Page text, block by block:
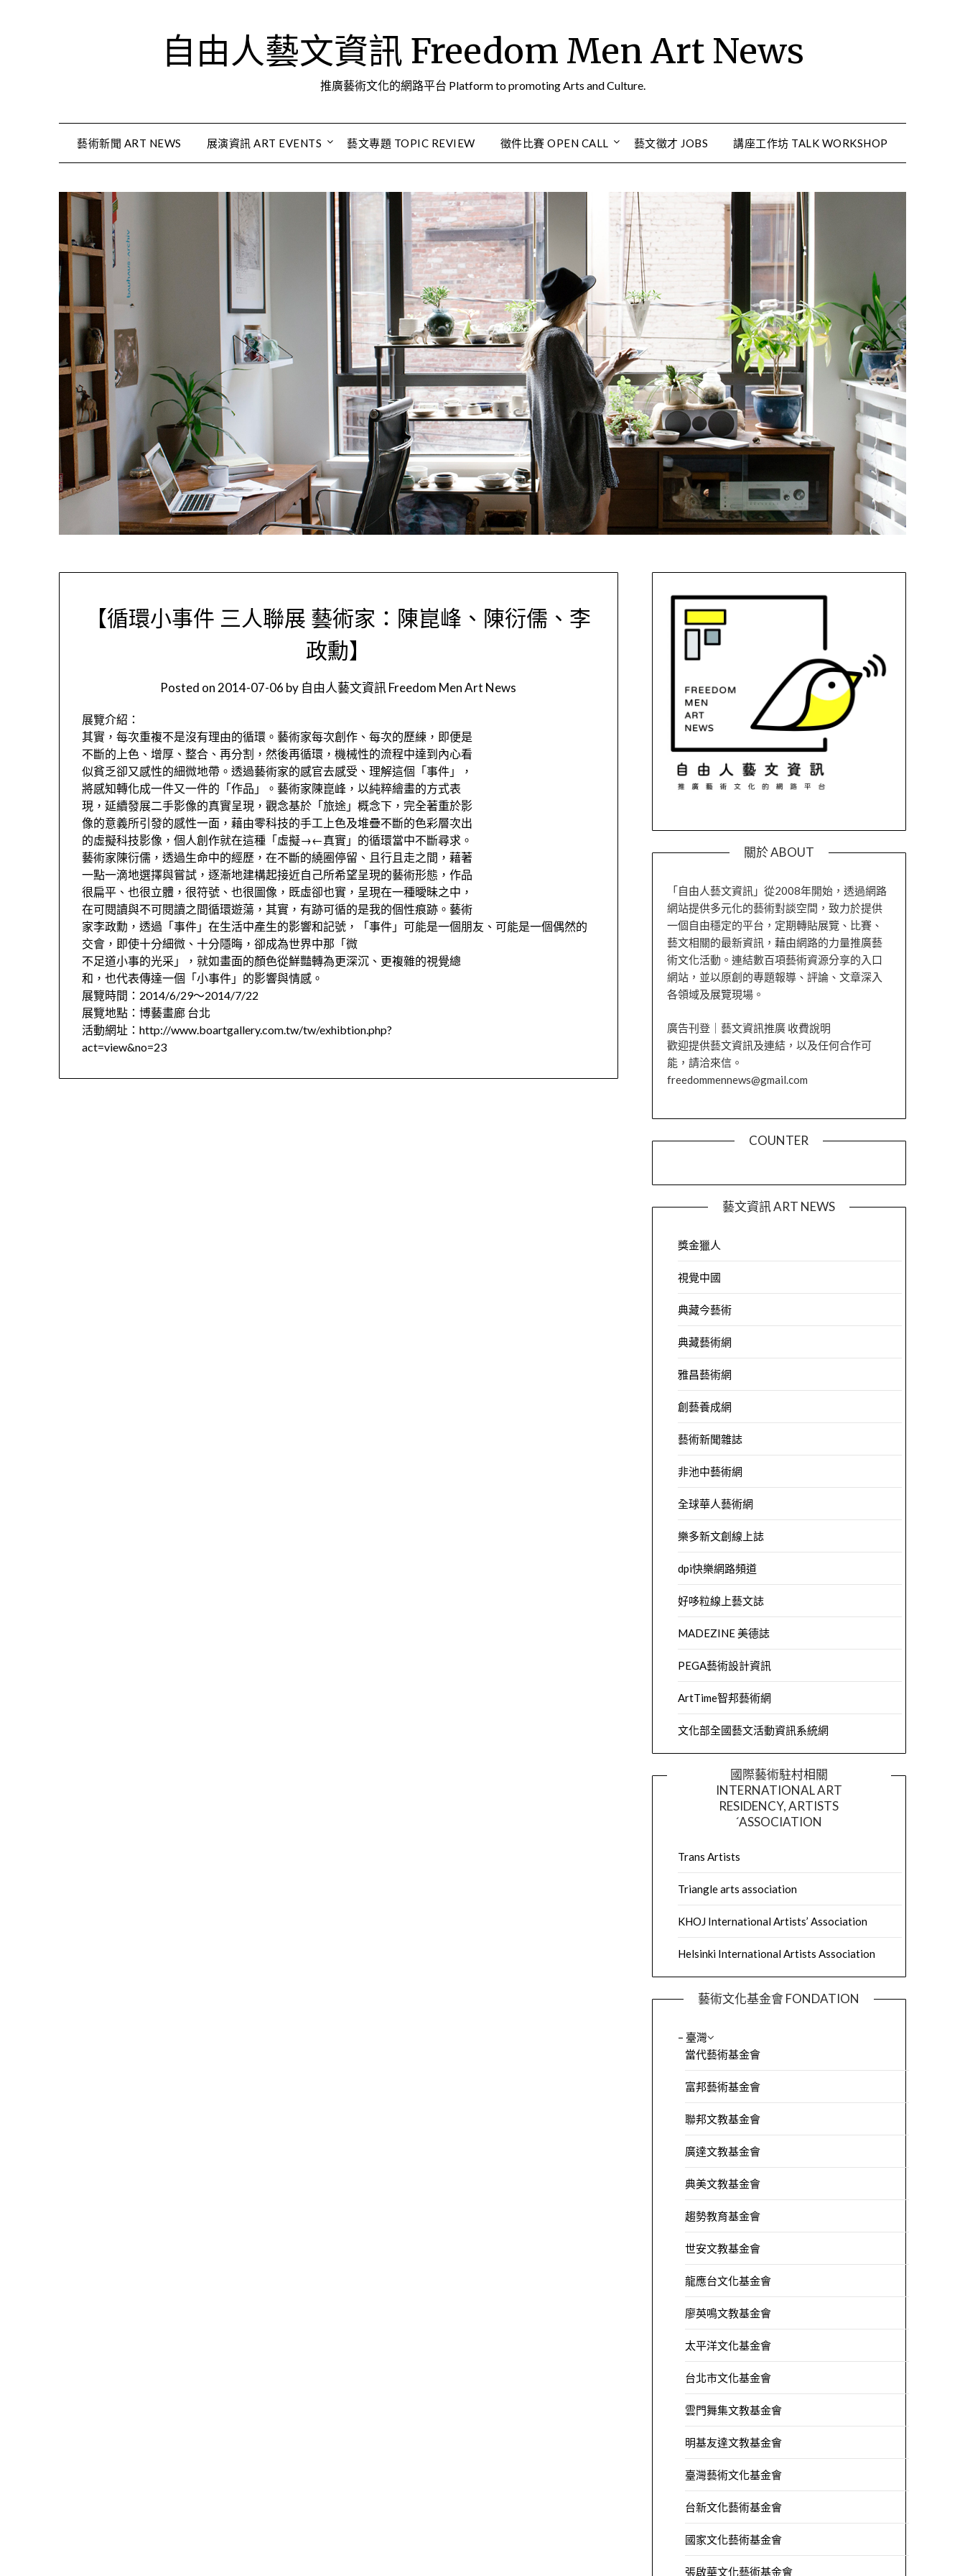
自由人藝文資訊 Freedom Men Art News
推廣藝術文化的網路平台 Platform to promoting Arts and Culture.
藝術新聞 ART NEWS 展演資訊 ART EVENTS 藝文專題 TOPIC REVIEW 徵件比賽 OPEN CALL 藝文徵才 JOBS 講座工作坊 TALK WORKSHOP
【循環小事件 三人聯展 藝術家：陳崑峰、陳衍儒、李
政勳】
Posted on2014-07-06 by 自由人藝文資訊 Freedom Men Art News
展覽介紹：
其實，每次重複不是沒有理由的循環。藝術家每次創作、每次的歷練，即便是
不斷的上⾊、增厚、整合、再分割，然後再循環，機械性的流程中達到內⼼看
似貧乏卻⼜感性的細微地帶。透過藝術家的感官去感受、理解這個「事件」，
將感知轉化成⼀件⼜⼀件的「作品」。藝術家陳崑峰，以純粹繪畫的⽅式表
現，延續發展⼆⼿影像的真實呈現，觀念基於「旅途」概念下，完全著重於影
像的意義所引發的感性⼀⾯，藉由零科技的⼿⼯上⾊及堆疊不斷的⾊彩層次出
的虛擬科技影像，個⼈創作就在這種「虛擬→←真實」的循環當中不斷尋求。
藝術家陳衍儒，透過⽣命中的經歷，在不斷的繞圈停留、且⾏且⾛之間，藉著
⼀點⼀滴地選擇與嘗試，逐漸地建構起接近⾃⼰所希望呈現的藝術形態，作品
很扁平、也很⽴體，很符號、也很圖像，既虛卻也實，呈現在⼀種曖昧之中，
在可閱讀與不可閱讀之間循環遊蕩，其實，有跡可循的是我的個性痕跡。藝術
家李政勳，透過「事件」在⽣活中產⽣的影響和記號，「事件」可能是⼀個朋友、可能是⼀個偶然的
交會，即使⼗分細微、⼗分隱晦，卻成為世界中那「微
不⾜道⼩事的光采」，就如畫⾯的顏⾊從鮮豔轉為更深沉、更複雜的視覺總
和，也代表傳達⼀個「⼩事件」的影響與情感。
展覽時間：2014/6/29～2014/7/22
展覽地點：博藝畫廊 台北
活動網址：http://www.boartgallery.com.tw/tw/exhibtion.php?
act=view&no=23
關於 ABOUT
「自由人藝文資訊」從2008年開始，透過網路
網站提供多元化的藝術對談空間，致力於提供
一個自由穩定的平台，定期轉貼展覽、比賽、
藝文相關的最新資訊，藉由網路的力量推廣藝
術文化活動。連結數百項藝術資源分享的入口
網站，並以原創的專題報導、評論、文章深入
各領域及展覽現場。
廣告刊登｜藝文資訊推廣 收費說明
歡迎提供藝文資訊及連結，以及任何合作可
能，請洽來信。
freedommennews@gmail.com
COUNTER
藝文資訊 ART NEWS
獎金獵人
視覺中國
典藏今藝術
典藏藝術網
雅昌藝術網
創藝養成網
藝術新聞雜誌
非池中藝術網
全球華人藝術網
樂多新文創線上誌
dpi快樂網路頻道
好哆粒線上藝文誌
MADEZINE 美德誌
PEGA藝術設計資訊
ArtTime智邦藝術網
文化部全國藝文活動資訊系統網
國際藝術駐村相關
INTERNATIONAL ART
RESIDENCY, ARTISTS
´ASSOCIATION
Trans Artists
Triangle arts association
KHOJ International Artists’ Association
Helsinki International Artists Association
藝術文化基金會 FONDATION
– 臺灣
當代藝術基金會
富邦藝術基金會
聯邦文教基金會
廣達文教基金會
典美文教基金會
趨勢教育基金會
世安文教基金會
龍應台文化基金會
廖英鳴文教基金會
太平洋文化基金會
台北市文化基金會
雲門舞集文教基金會
明基友達文教基金會
臺灣藝術文化基金會
台新文化藝術基金會
國家文化藝術基金會
張啟華文化藝術基金會